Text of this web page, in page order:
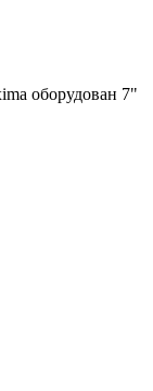
оборудован 7"